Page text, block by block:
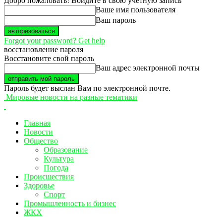
Ваше имя пользователя
Ваш пароль
Forgot your password? Get help
восстановление пароля
Восстановите свой пароль
Ваш адрес электронной почты
Пароль будет выслан Вам по электронной почте.
Мировые новости на разные тематики
Главная
Новости
Общество
Образование
Культура
Погода
Происшествия
Здоровье
Спорт
Промышленность и бизнес
ЖКХ